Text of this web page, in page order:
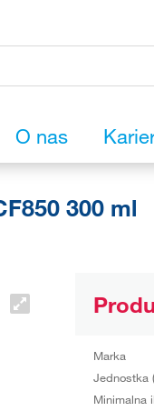
O nas
300 ml
Marka
Jednostka
Minimalna